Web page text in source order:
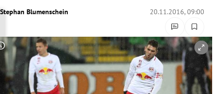
Untermenü
Untermenü
Stephan Blumenschein 20.11.2016, 09:00
Copyright-Hinweis öffnen/schließen